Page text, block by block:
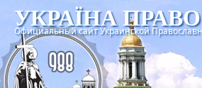
УКРАЇНА
Официальный сайт Украинской